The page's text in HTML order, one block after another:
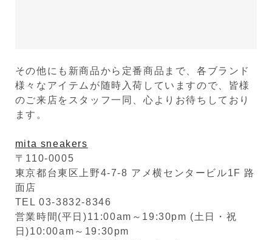
その他にも新商品から定番商品まで、各ブランド
様々なアイテムが随時入荷していますので、皆様
のご来店をスタッフ一同、心よりお待ちしており
ます。
mita sneakers
〒110-0005
東京都台東区上野4-7-8 アメ横センタービル1F 路
面店
TEL 03-3832-8346
営業時間(平日)11:00am～19:30pm (土日・祝
日)10:00am～19:30pm